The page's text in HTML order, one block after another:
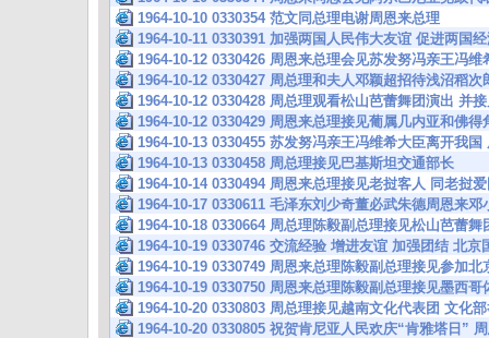
1964-10-10 0330354 范文同总理电谢周恩来总理
1964-10-11 0330391 加强两国人民伟大友谊 促进两国
1964-10-12 0330426 周恩来总理会见苏发努冯亲王冯维
1964-10-12 0330427 周总理和夫人邓颖超招待浅沼稻次
1964-10-12 0330428 周总理观看松山芭蕾舞团演出 并
1964-10-12 0330429 周恩来总理接见葡属几内亚和佛得
1964-10-13 0330455 苏发努冯亲王冯维希大臣离开我
1964-10-13 0330458 周总理接见巴基斯坦交通部长
1964-10-14 0330494 周恩来总理接见老挝客人 同老挝
1964-10-17 0330611 毛泽东刘少奇董必武朱德周恩来
1964-10-18 0330664 周总理陈毅副总理接见松山芭蕾
1964-10-19 0330746 交流经验 增进友谊 加强团结 北
1964-10-19 0330749 周恩来总理陈毅副总理接见参加
1964-10-19 0330750 周恩来总理陈毅副总理接见墨西
1964-10-20 0330803 周总理接见越南文化代表团 文化
1964-10-20 0330805 祝贺肯尼亚人民欢庆“肯雅塔日”